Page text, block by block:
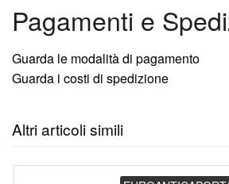
Pagamenti e
Guarda le modalità di pagamento
Guarda i costi di spedizione
Altri articoli simili